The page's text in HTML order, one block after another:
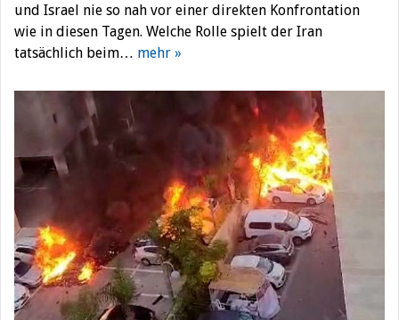
und Israel nie so nah vor einer direkten Konfrontation
wie in diesen Tagen. Welche Rolle spielt der Iran
tatsächlich beim… mehr »